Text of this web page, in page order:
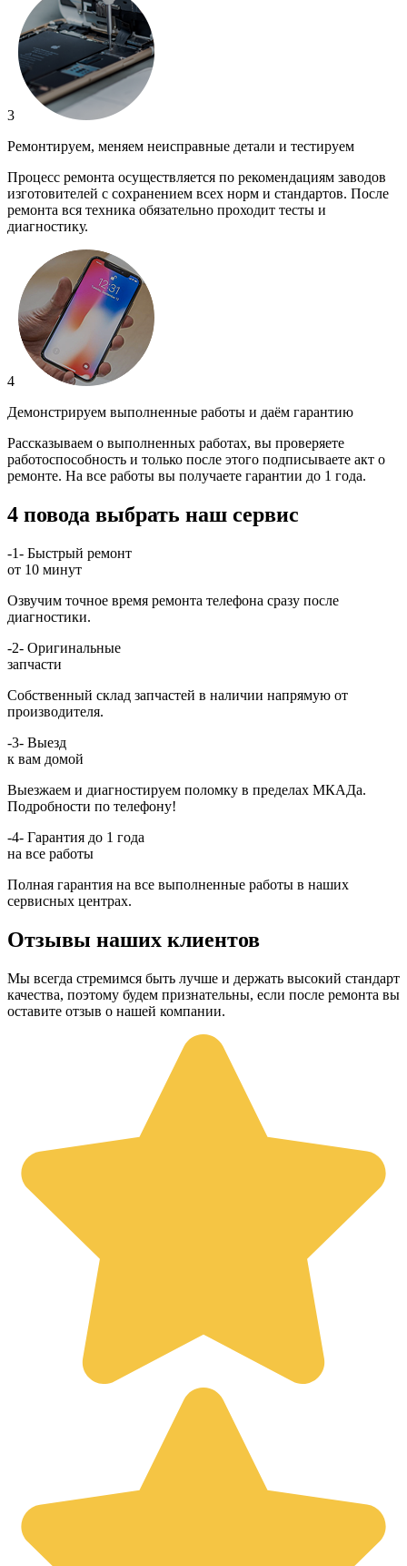
3
Ремонтируем, меняем неисправные детали и тестируем
Процесс ремонта осуществляется по рекомендациям заводов
изготовителей с сохранением всех норм и стандартов. После
ремонта вся техника обязательно проходит тесты и
диагностику.
4
Демонстрируем выполненные работы и даём гарантию
Рассказываем о выполненных работах, вы проверяете
работоспособность и только после этого подписываете акт о
ремонте. На все работы вы получаете гарантии до 1 года.
4 повода выбрать наш сервис
-1- Быстрый ремонт
от 10 минут
Озвучим точное время ремонта телефона сразу после
диагностики.
-2- Оригинальные
запчасти
Собственный склад запчастей в наличии напрямую от
производителя.
-3- Выезд
к вам домой
Выезжаем и диагностируем поломку в пределах МКАДа.
Подробности по телефону!
-4- Гарантия до 1 года
на все работы
Полная гарантия на все выполненные работы в наших
сервисных центрах.
Отзывы наших клиентов
Мы всегда стремимся быть лучше и держать высокий стандарт
качества, поэтому будем признательны, если после ремонта вы
оставите отзыв о нашей компании.